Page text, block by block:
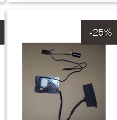
-25%